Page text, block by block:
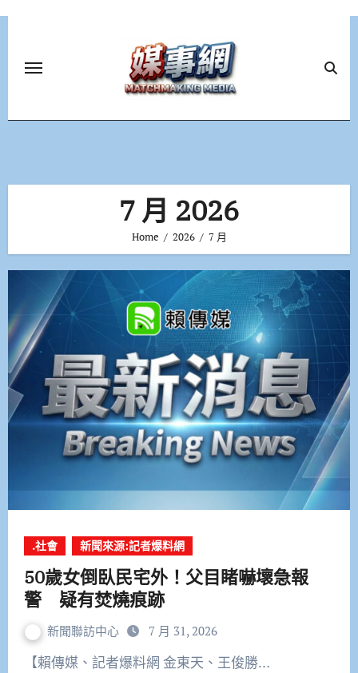
7 月 2026
Home 2026 7 月
.社會 新聞來源:記者爆料網
50歲女倒臥民宅外！父目睹嚇壞急報
警 疑有焚燒痕跡
新聞聯訪中心 7 月 31, 2026
【賴傳媒、記者爆料網 金東天、王俊勝…